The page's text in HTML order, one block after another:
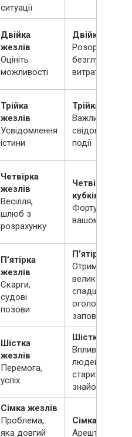
ситуації
Двійка
жезлів
Оцініть
можливості
Двійка кубків
Розорення,
безглузда
витрата
Трійка
жезлів
Усвідомлення
істини
Трійка кубків
Важливий
свідок якоїсь
події
Четвірка
жезлів
Весілля,
шлюб з
розрахунку
Четвірка
кубків
Фортуна не на
вашому боці
П’ятірка
жезлів
Скарги,
судові
позови
П’ятірка
Отримання
великої
спадщини,
оголошення
заповіту
Шістка
жезлів
Перемога,
успіх
Шістка кубків
Вплив на інших
людей, зустріч
старих
знайомих
Сімка жезлів
Проблема,
яка довгий
Сімка кубків
Арешт, позов